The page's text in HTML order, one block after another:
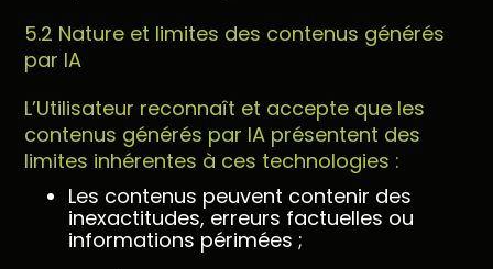
5.2 Nature et limites des contenus générés
par IA
L’Utilisateur reconnaît et accepte que les
contenus générés par IA présentent des
limites inhérentes à ces technologies :
Les contenus peuvent contenir des
inexactitudes, erreurs factuelles ou
informations périmées ;